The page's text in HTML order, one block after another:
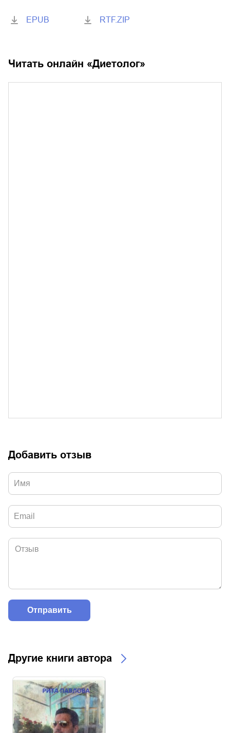
EPUB RTF.ZIP
Читать онлайн «Диетолог»
Добавить отзыв
Другие книги автора